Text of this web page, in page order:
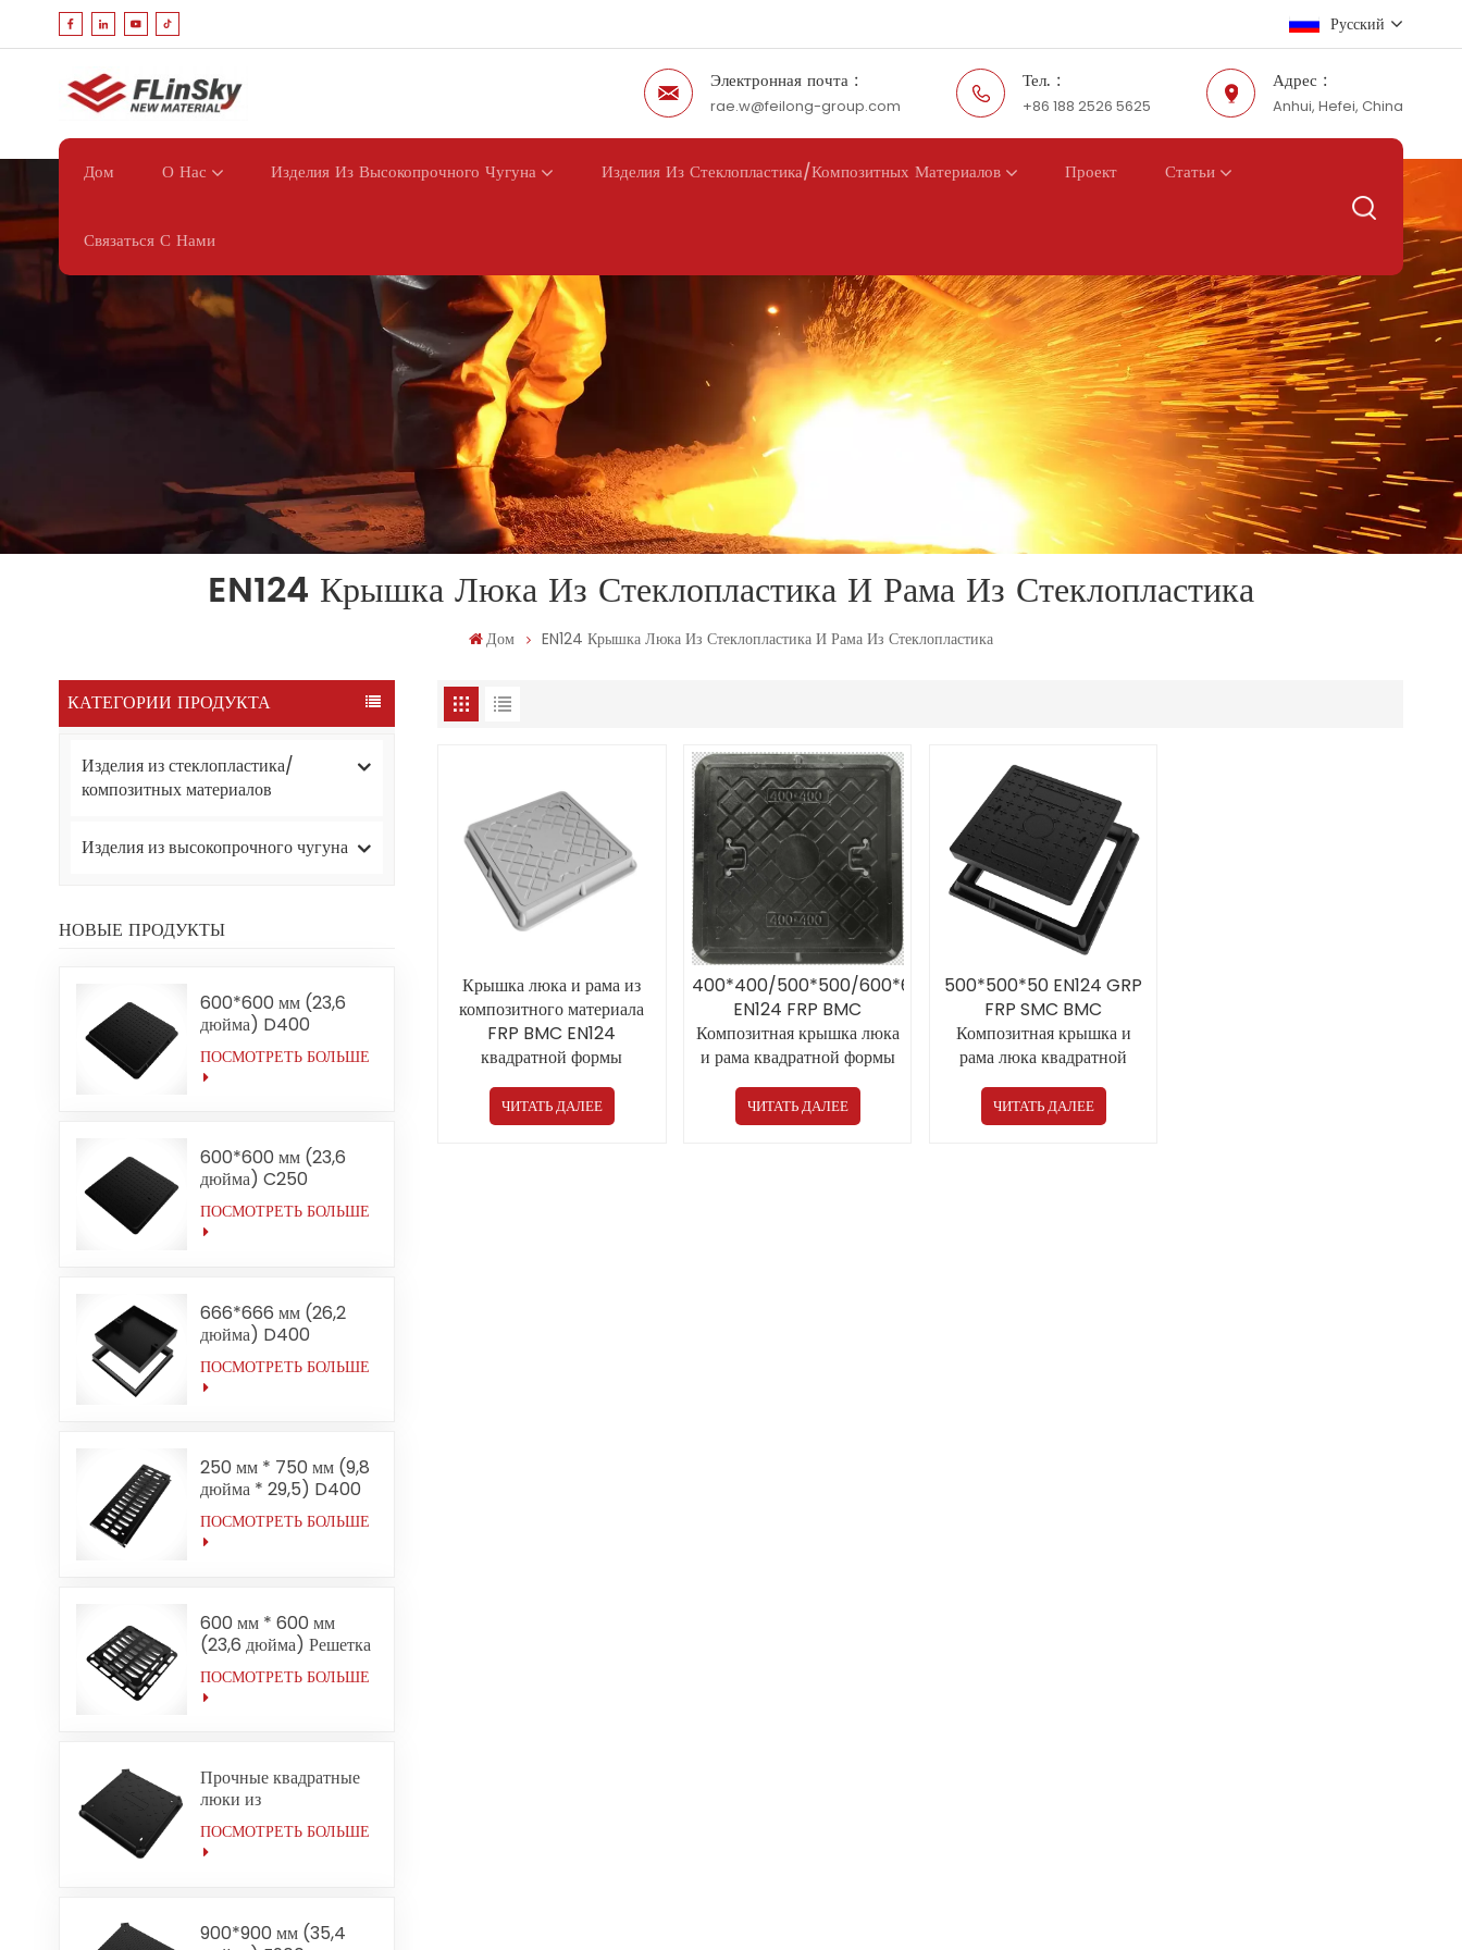
Русский
English
Электронная почта :
rae.w@feilong-group.com
Тел. :
+86 188 2526 5625
Адрес :
Anhui, Hefei, China
Дом О Нас Изделия Из Высокопрочного Чугуна Изделия Из Стеклопластика/композитных Материалов Проект Статьи
Связаться С Нами
EN124 Крышка Люка Из Стеклопластика И Рама Из Стеклопластика
Дом EN124 Крышка Люка Из Стеклопластика И Рама Из Стеклопластика
КАТЕГОРИИ ПРОДУКТА
Изделия из стеклопластика/
композитных материалов
Изделия из высокопрочного чугуна
НОВЫЕ ПРОДУКТЫ
600*600 мм (23,6
дюйма) D400
Квадратные крышки
люков из ковкого
чугуна для средних
ПОСМОТРЕТЬ БОЛЬШЕ
600*600 мм (23,6
дюйма) C250
Квадратные крышки
люков из ковкого
чугуна для средних
производителя
ПОСМОТРЕТЬ БОЛЬШЕ
666*666 мм (26,2
дюйма) D400
Утопленные крышки
люков из ковкого
чугуна для средних
ПОСМОТРЕТЬ БОЛЬШЕ
250 мм * 750 мм (9,8
дюйма * 29,5) D400
Решетки для траншеи
для оврагов средней
мощности
ПОСМОТРЕТЬ БОЛЬШЕ
600 мм * 600 мм
(23,6 дюйма) Решетка
верхнего входа
средней нагрузки
D400
ПОСМОТРЕТЬ БОЛЬШЕ
Прочные квадратные
люки из
высокопрочного
чугуна F900 размером
700*700 мм (27,6
ПОСМОТРЕТЬ БОЛЬШЕ
900*900 мм (35,4
Крышка люка и рама из
композитного материала
FRP BMC EN124
квадратной формы
200*200/250*250 от
производителя для
общественных мест на
ЧИТАТЬ ДАЛЕЕ
400*400/500*500/600*600
EN124 FRP BMC
Композитная крышка люка
и рама квадратной формы
от китайского
производителя Прямая
продажа
ЧИТАТЬ ДАЛЕЕ
500*500*50 EN124 GRP
FRP SMC BMC
Композитная крышка и
рама люка квадратной
формы, прямая продажа от
китайского производителя
ЧИТАТЬ ДАЛЕЕ